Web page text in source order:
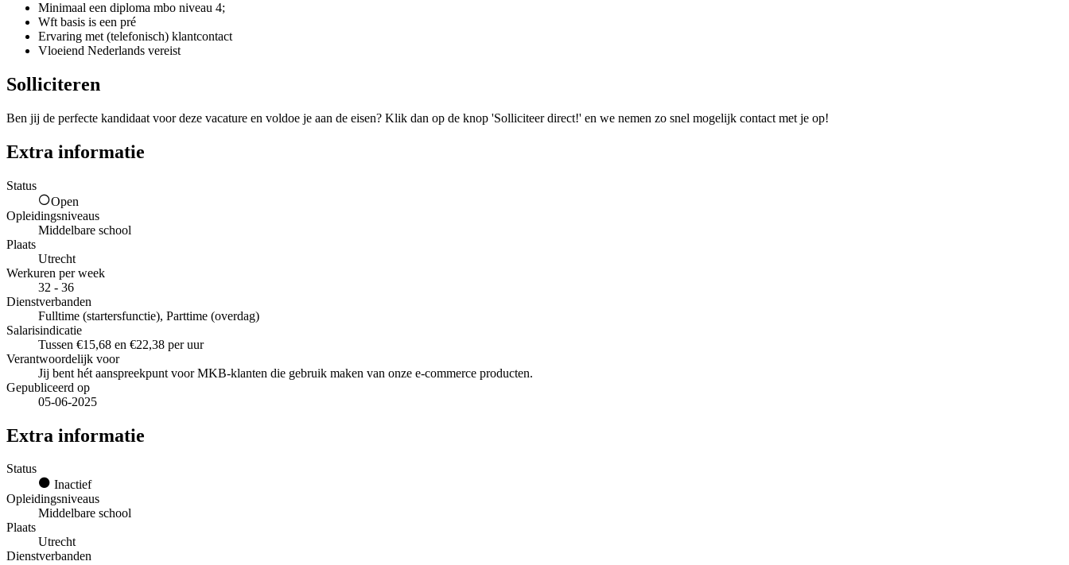
Minimaal een diploma mbo niveau 4;
Wft basis is een pré
Ervaring met (telefonisch) klantcontact
Vloeiend Nederlands vereist
Solliciteren
Ben jij de perfecte kandidaat voor deze vacature en voldoe je aan de eisen? Klik dan op de knop 'Solliciteer direct!' en we nemen zo snel mogelijk contact met je op!
Extra informatie
Status
Open
Opleidingsniveaus
Middelbare school
Plaats
Utrecht
Werkuren per week
32 - 36
Dienstverbanden
Fulltime (startersfunctie), Parttime (overdag)
Salarisindicatie
Tussen €15,68 en €22,38 per uur
Verantwoordelijk voor
Jij bent hét aanspreekpunt voor MKB-klanten die gebruik maken van onze e-commerce producten.
Gepubliceerd op
05-06-2025
Extra informatie
Status
Inactief
Opleidingsniveaus
Middelbare school
Plaats
Utrecht
Dienstverbanden